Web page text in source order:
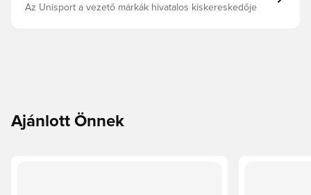
Az Unisport a vezető márkák hivatalos kiskereskedője
Ajánlott Önnek